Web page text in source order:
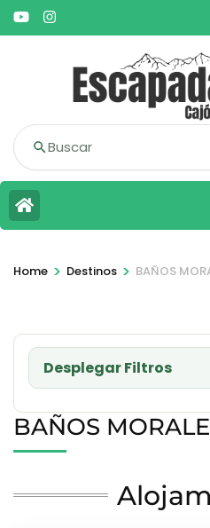
Buscar
Home > Destinos > BAÑOS
Desplegar Filtros
BAÑOS